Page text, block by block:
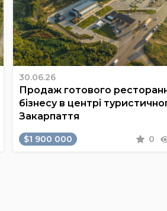
30.06.26
Продаж готового
бізнесу в центрі
Закарпаття
$1 900 000 0